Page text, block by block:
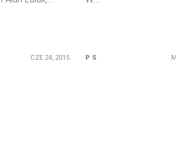
CZE 24, 2015 P S